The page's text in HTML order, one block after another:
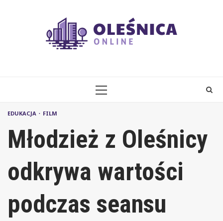
PRIMARY
EDUKACJA FILM
Młodzież z Oleśnicy
odkrywa wartości
podczas seansu